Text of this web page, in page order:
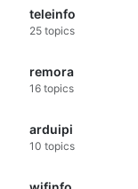
teleinfo
25 topics
remora
16 topics
arduipi
10 topics